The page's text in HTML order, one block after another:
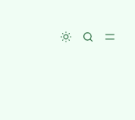
Toggle